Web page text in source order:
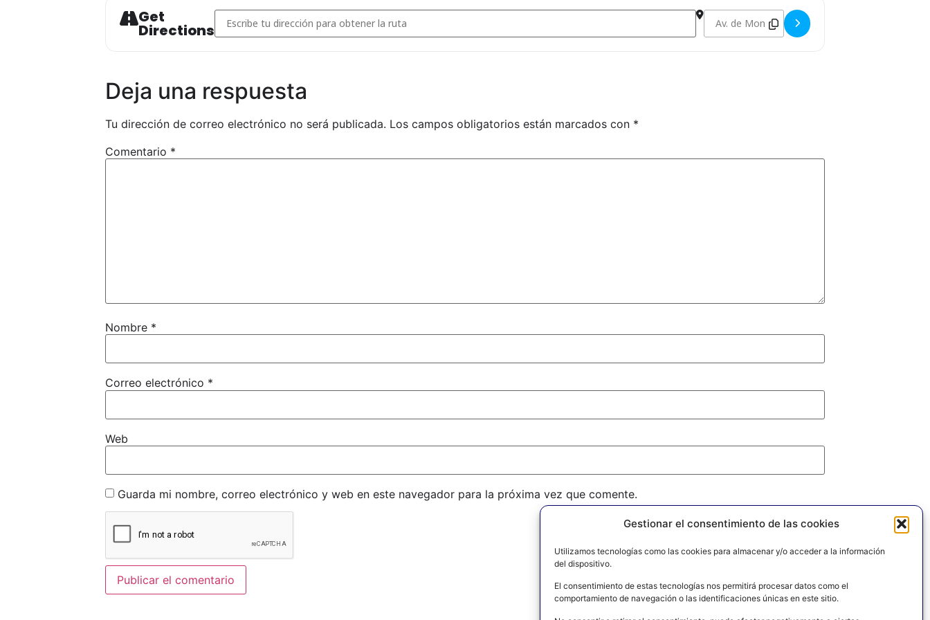
Gestionar el consentimiento de las cookies
Utilizamos tecnologías como las cookies para almacenar y/o acceder a la información
del dispositivo.
El consentimiento de estas tecnologías nos permitirá procesar datos como el
comportamiento de navegación o las identificaciones únicas en este sitio.
Get
Directions
Address - PNTD 2026: 1ª CONCENTRACIÓN DE LA RIOJA [] Destination Address - PNTD 2026: 1ª
Deja una respuesta
Tu dirección de correo electrónico no será publicada. Los campos obligatorios están marcados con *
Comentario *
Nombre *
Correo electrónico *
Web
Guarda mi nombre, correo electrónico y web en este navegador para la próxima vez que comente.